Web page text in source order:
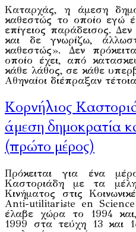
Καταρχάς, η άμεση
καθεστώς το οποίο εγώ
επίγειος παράδεισος.
και δε γνωρίζω,
καθεστώς». Δεν
οποίο έχει, από
κάθε λάθος, σε κάθε
Αθηναίοι διέπραξαν
Κορνήλιος
άμεση δημοκρατία
(πρώτο μέρος)
Πρόκειται για ένα
Καστοριάδη με τα μέλη
Κινήματος στις
Anti-utilitariste en
έλαβε χώρα το 1994
1999 στα τεύχη 13 και